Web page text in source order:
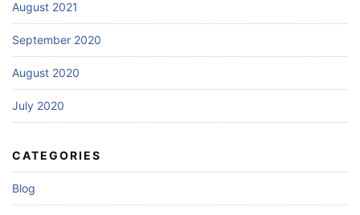
August 2021
September 2020
August 2020
July 2020
CATEGORIES
Blog